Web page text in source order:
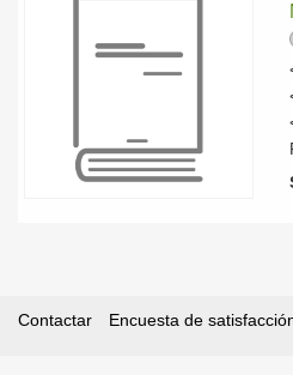
Contactar Encuesta de